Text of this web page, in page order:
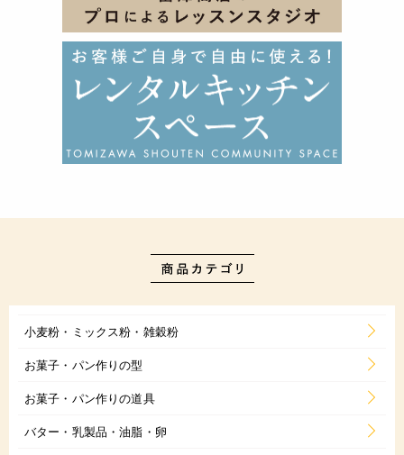
小麦粉・ミックス粉・雑穀粉
お菓子・パン作りの型
お菓子・パン作りの道具
バター・乳製品・油脂・卵